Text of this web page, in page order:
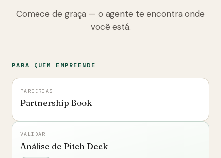
Comece de graça — o agente te encontra onde
você está.
PARA QUEM EMPREENDE
PARCERIAS
Partnership Book
VALIDAR
Análise de Pitch Deck